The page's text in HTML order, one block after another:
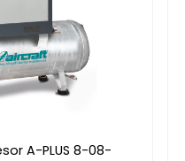
A-PLUS 8-08-